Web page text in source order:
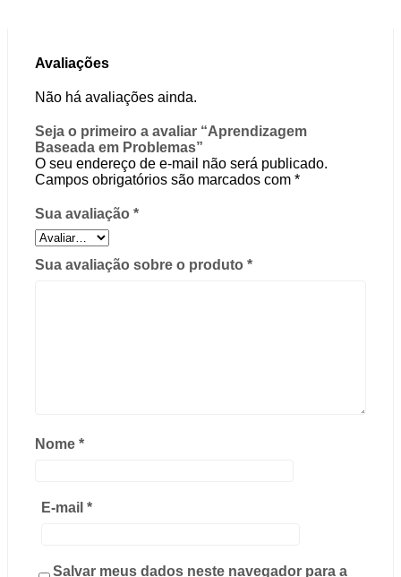
Avaliações
Não há avaliações ainda.
Seja o primeiro a avaliar “Aprendizagem
Baseada em Problemas”
O seu endereço de e-mail não será publicado.
Campos obrigatórios são marcados com *
Sua avaliação *
Sua avaliação sobre o produto *
Nome *
E-mail*
Salvar meus dados neste navegador para a